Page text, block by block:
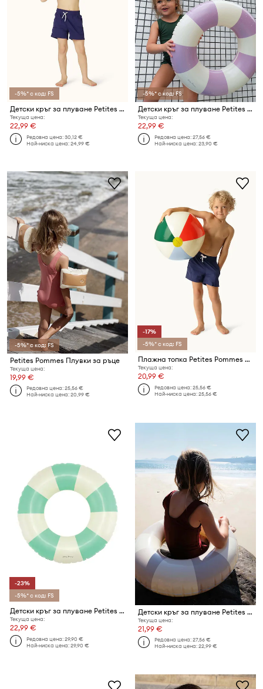
-5%* с код: FS
Детски кръг за плуване Petites Pommes ANNA 60CM
Текуща цена:
22,99 €
Редовна цена:30,12 €
Най-ниска цена:24,99 €
-5%* с код: FS
Детски кръг за плуване Petites Pommes OLIVIA 45CM
Текуща цена:
22,99 €
Редовна цена:27,56 €
Най-ниска цена:23,90 €
-5%* с код: FS
Petites Pommes Плувки за ръце
Текуща цена:
19,99 €
Редовна цена:25,56 €
Най-ниска цена:20,99 €
-17%
-5%* с код: FS
Плажна топка Petites Pommes OTTO BEACH BALL
Текуща цена:
20,99 €
Редовна цена:25,56 €
Най-ниска цена:25,56 €
-23%
-5%* с код: FS
Детски кръг за плуване Petites Pommes OLIVIA 45CM
Текуща цена:
22,99 €
Редовна цена:29,90 €
Най-ниска цена:29,90 €
Детски кръг за плуване Petites Pommes OLIVIA 45CM
Текуща цена:
21,99 €
Редовна цена:27,56 €
Най-ниска цена:22,99 €